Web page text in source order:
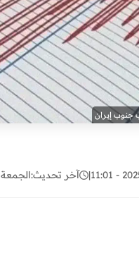
| آخر تحديث:الجمعة 15 مايو 2026 - 22:14